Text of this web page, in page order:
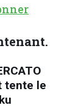
tente le